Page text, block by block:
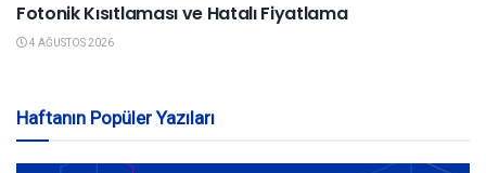
Fotonik Kısıtlaması ve Hatalı Fiyatlama
4 AĞUSTOS 2026
Haftanın Popüler Yazıları